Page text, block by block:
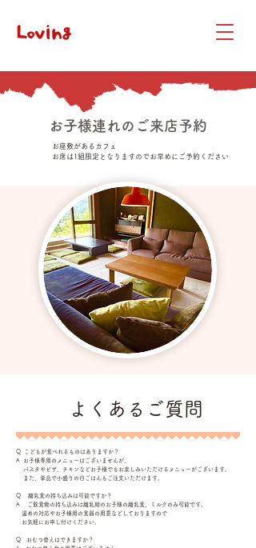
お座敷があるカフェ
お席は1組限定となりますのでお早めにご予約ください
​お子様連れのご来店予約
​よくあるご質問
Q こどもが食べれるものはありますか？
A お子様専用のメニューはございませんが、
パスタやピザ、チキンなどお子様でもお楽しみいただけるメニューがございます。
また、単品で小盛りの白ごはんもご注文いただけます。
Q 離乳食の持ち込みは可能ですか？
​A ご飲食物の持ち込みは離乳期のお子様の離乳食、ミルクのみ可能です。
温めの対応やお子様用の食器の用意などしておりますので
​ お気軽にお申し付けください。
Q おむつ替えはできますか？